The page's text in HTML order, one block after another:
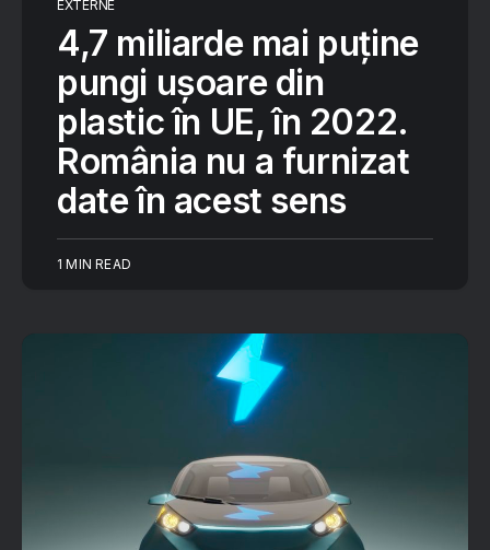
EXTERNE
4,7 miliarde mai puține
pungi ușoare din
plastic în UE, în 2022.
România nu a furnizat
date în acest sens
1 MIN READ